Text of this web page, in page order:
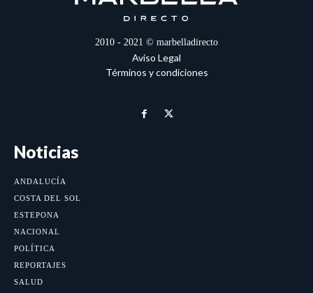
2010 - 2021 © marbelladirecto
Aviso Legal
Términos y condiciones
Noticias
ANDALUCÍA
COSTA DEL SOL
ESTEPONA
NACIONAL
POLÍTICA
REPORTAJES
SALUD